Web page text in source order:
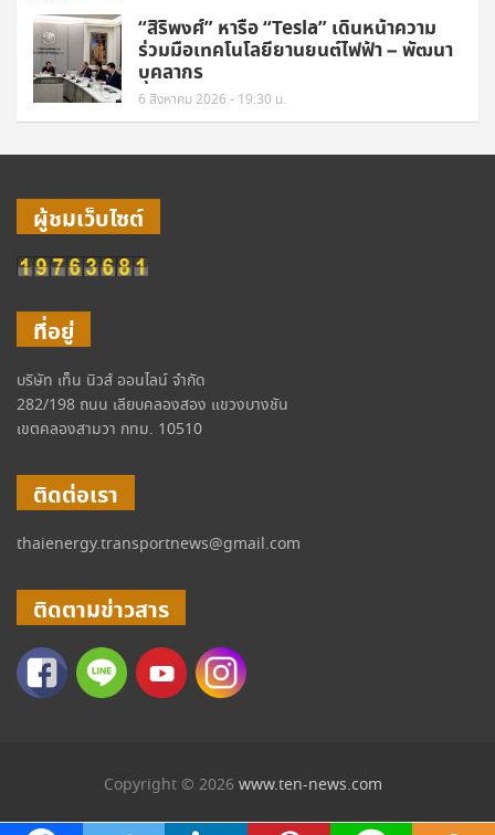
“สิริพงศ์” หารือ “Tesla” เดินหน้าความ
ร่วมมือเทคโนโลยียานยนต์ไฟฟ้า – พัฒนา
บุคลากร
6 สิงหาคม 2026 - 19:30 น.
ผู้ชมเว็บไซต์
ที่อยู่
บริษัท เท็น นิวส์ ออนไลน์ จำกัด
282/198 ถนน เลียบคลองสอง แขวงบางชัน
เขตคลองสามวา กทม. 10510
ติดต่อเรา
thaienergy.transportnews@gmail.com
ติดตามข่าวสาร
Copyright © 2026 www.ten-news.com